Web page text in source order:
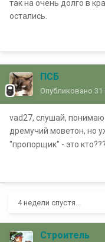
так на очень долго в
остались.
ПСБ
Опубликовано 31
vad27, слушай, понимаю
дремучий моветон, но
"пропорщик" - это кто???
4 недели спустя...
Строитель